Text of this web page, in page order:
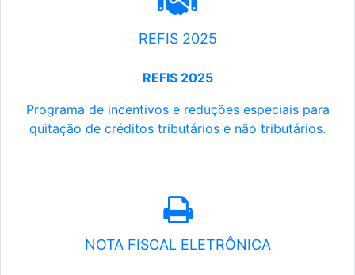
REFIS 2025
REFIS 2025
Programa de incentivos e reduções especiais para
quitação de créditos tributários e não tributários.
NOTA FISCAL ELETRÔNICA